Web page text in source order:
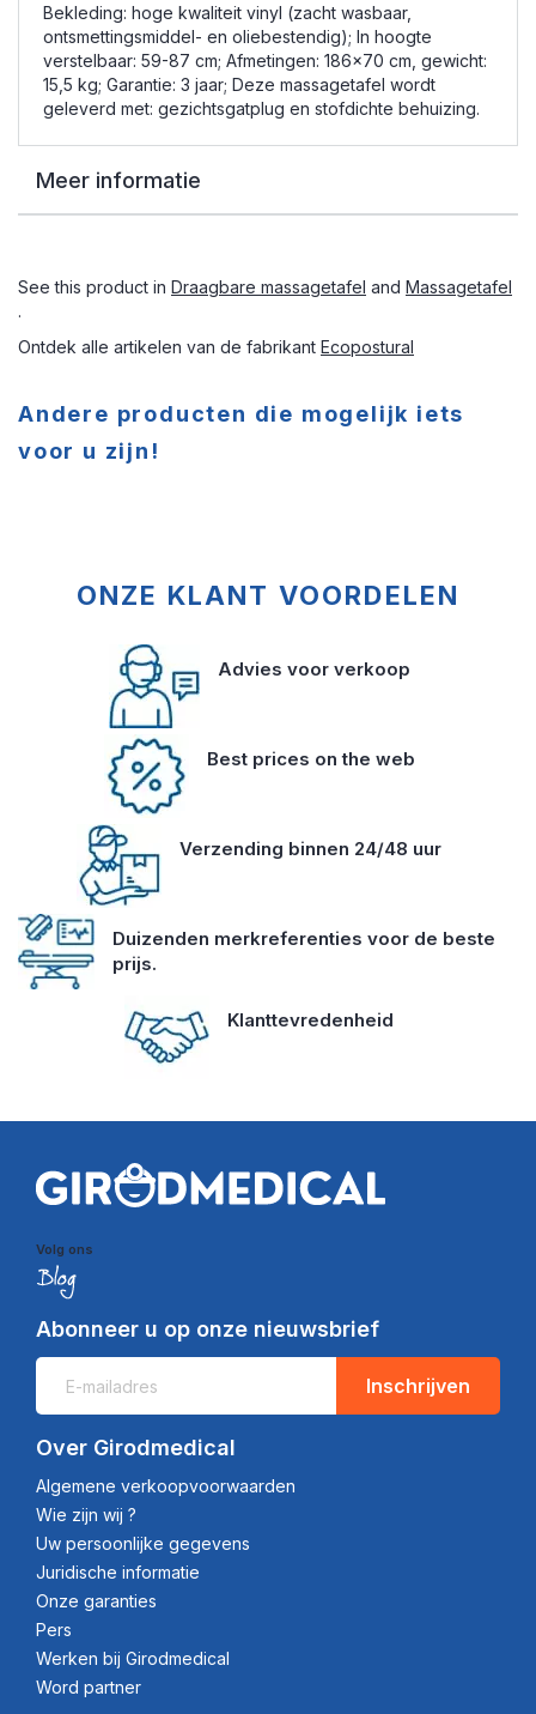
Bekleding: hoge kwaliteit vinyl (zacht wasbaar,
ontsmettingsmiddel- en oliebestendig); In hoogte
verstelbaar: 59-87 cm; Afmetingen: 186x70 cm, gewicht:
15,5 kg; Garantie: 3 jaar; Deze massagetafel wordt
geleverd met: gezichtsgatplug en stofdichte behuizing.
Meer informatie
See this product in Draagbare massagetafel and Massagetafel
.
Ontdek alle artikelen van de fabrikant Ecopostural
Andere producten die mogelijk iets
voor u zijn!
ONZE KLANT VOORDELEN
Advies voor verkoop
Best prices on the web
Verzending binnen 24/48 uur
Duizenden merkreferenties voor de beste
prijs.
Klanttevredenheid
Volg ons
Abonneer u op onze nieuwsbrief
Inschrijven
Over Girodmedical
Algemene verkoopvoorwaarden
Wie zijn wij ?
Uw persoonlijke gegevens
Juridische informatie
Onze garanties
Pers
Werken bij Girodmedical
Word partner